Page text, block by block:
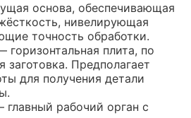
основа, обеспечивающая
нивелирующая
точность обработки.
горизонтальная плита, по
заготовка. Предполагает
для получения детали
рабочий орган с